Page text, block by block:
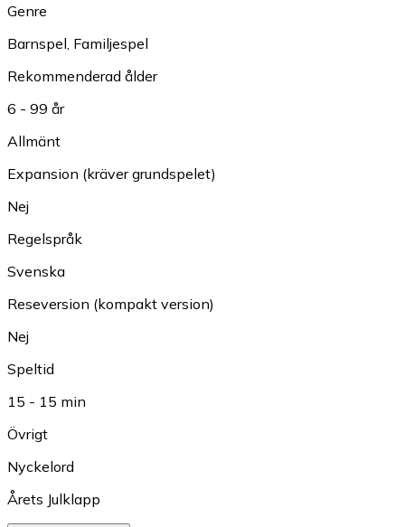
Genre
Barnspel Familjespel
Rekommenderad ålder
6 - 99 år
Allmänt
Expansion (kräver grundspelet)
Nej
Regelspråk
Svenska
Reseversion (kompakt version)
Nej
Speltid
15 - 15 min
Övrigt
Nyckelord
Årets Julklapp